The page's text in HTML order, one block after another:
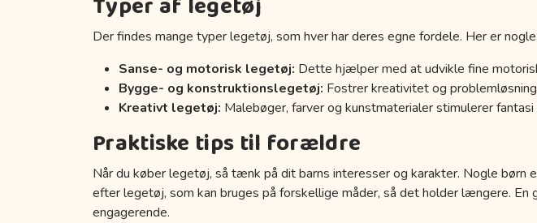
Der findes mange typer legetøj, som hver har deres egne fordele. Her er
Sanse- og motorisk legetøj: Dette hjælper med at udvikle fine
Bygge- og konstruktionslegetøj: Fostrer kreativitet og
Kreativt legetøj: Malebøger, farver og kunstmaterialer stimulerer
Praktiske tips til forældre
Når du køber legetøj, så tænk på dit barns interesser og karakter. Nogle
efter legetøj, som kan bruges på forskellige måder, så det holder længere.
engagerende.